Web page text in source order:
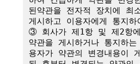
된약관을 전자적 장치에 최
게시하고 이용자에게 통지
③ 회사가 제1항 및 제2항
약관을 게시하거나 통지하
용자가 약관의 변경내용이